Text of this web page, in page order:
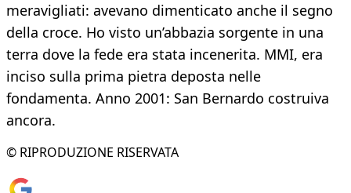
meravigliati: avevano dimenticato anche il segno
della croce. Ho visto un’abbazia sorgente in una
terra dove la fede era stata incenerita. MMI, era
inciso sulla prima pietra deposta nelle
fondamenta. Anno 2001: San Bernardo costruiva
ancora.
© RIPRODUZIONE RISERVATA